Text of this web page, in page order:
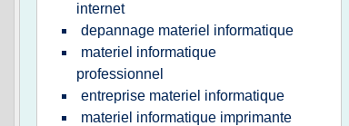
internet
depannage materiel informatique
materiel informatique
professionnel
entreprise materiel informatique
materiel informatique imprimante